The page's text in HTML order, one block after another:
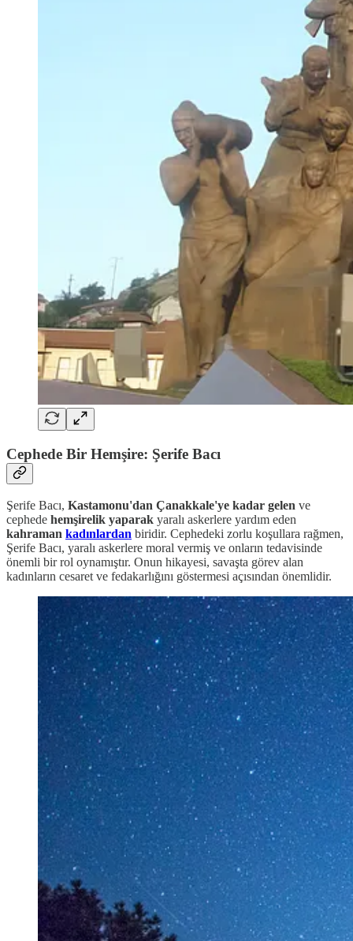
Cephede Bir Hemşire: Şerife Bacı
Şerife Bacı, Kastamonu'dan Çanakkale'ye kadar gelen ve
cephede hemşirelik yaparak yaralı askerlere yardım eden
kahraman kadınlardan biridir. Cephedeki zorlu koşullara rağmen,
Şerife Bacı, yaralı askerlere moral vermiş ve onların tedavisinde
önemli bir rol oynamıştır. Onun hikayesi, savaşta görev alan
kadınların cesaret ve fedakarlığını göstermesi açısından önemlidir.